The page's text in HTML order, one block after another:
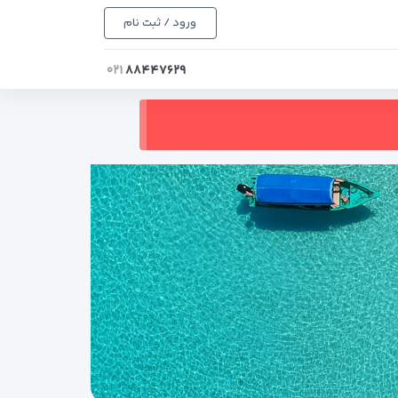
ورود / ثبت نام
۸۸۴۴۷۶۲۹۰۲۱